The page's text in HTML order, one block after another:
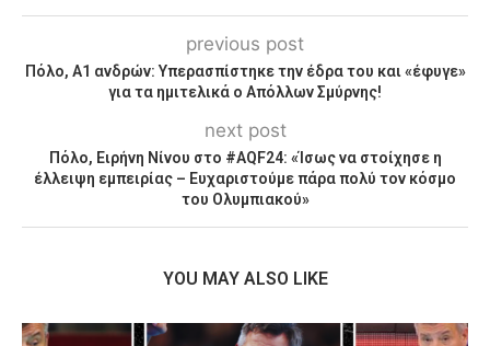
previous post
Πόλο, Α1 ανδρών: Υπερασπίστηκε την έδρα του και «έφυγε»
για τα ημιτελικά ο Απόλλων Σμύρνης!
next post
Πόλο, Ειρήνη Νίνου στο #ΑQF24: «Ίσως να στοίχησε η
έλλειψη εμπειρίας – Ευχαριστούμε πάρα πολύ τον κόσμο
του Ολυμπιακού»
YOU MAY ALSO LIKE